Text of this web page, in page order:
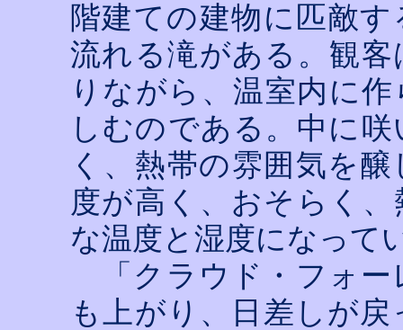
階建ての建物に匹敵
流れる滝がある。観
りながら、温室内に
しむのである。中に
く、熱帯の雰囲気を
度が高く、おそらく
な温度と湿度になって
「クラウド・フォー
も上がり、日差しが